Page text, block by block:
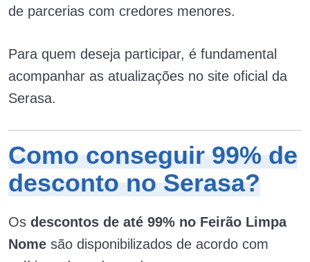
de parcerias com credores menores.
Para quem deseja participar, é fundamental
acompanhar as atualizações no site oficial da
Serasa.
Como conseguir 99% de
desconto no Serasa?
Os descontos de até 99% no Feirão Limpa
Nome são disponibilizados de acordo com